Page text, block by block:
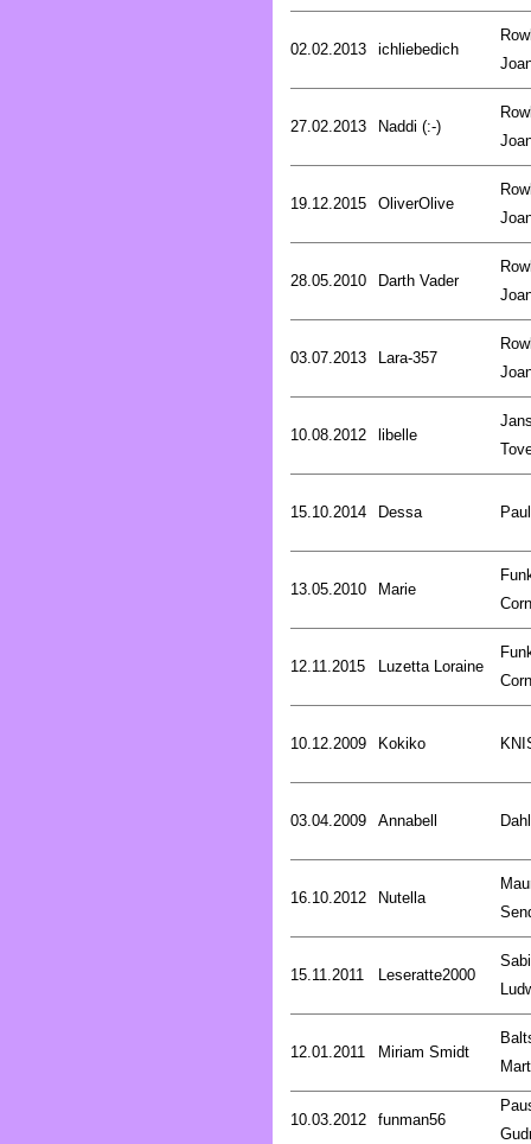
02.02.2013 ichliebedich
27.02.2013 Naddi (:-)
19.12.2015 OliverOlive
28.05.2010 Darth Vader
03.07.2013 Lara-357
10.08.2012 libelle
15.10.2014 Dessa
13.05.2010 Marie
12.11.2015 Luzetta Loraine
10.12.2009 Kokiko
03.04.2009 Annabell
16.10.2012 Nutella
15.11.2011 Leseratte2000
12.01.2011 Miriam Smidt
10.03.2012 funman56